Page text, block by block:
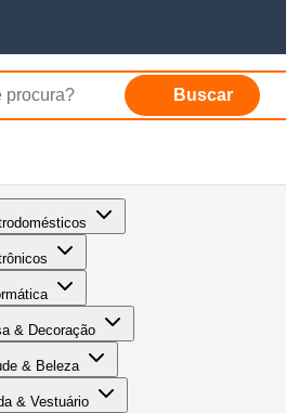
Buscar
& Decoração
& Beleza
& Vestuário